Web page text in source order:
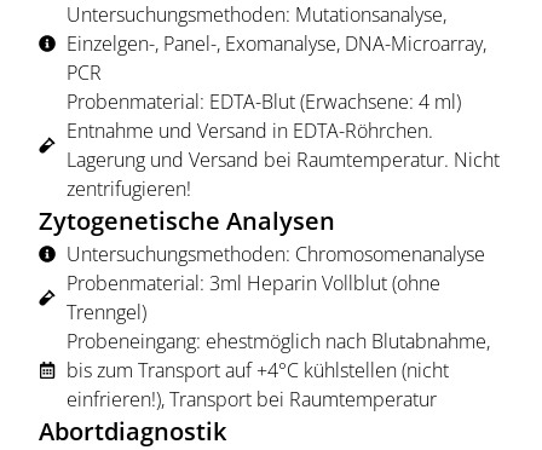
Untersuchungsmethoden: Mutationsanalyse,
Einzelgen-, Panel-, Exomanalyse, DNA-Microarray,
PCR
Probenmaterial: EDTA-Blut (Erwachsene: 4 ml)
Entnahme und Versand in EDTA-Röhrchen.
Lagerung und Versand bei Raumtemperatur. Nicht
zentrifugieren!
Zytogenetische Analysen
Untersuchungsmethoden: Chromosomenanalyse
Probenmaterial: 3ml Heparin Vollblut (ohne
Trenngel)
Probeneingang: ehestmöglich nach Blutabnahme,
bis zum Transport auf +4°C kühlstellen (nicht
einfrieren!), Transport bei Raumtemperatur
Abortdiagnostik